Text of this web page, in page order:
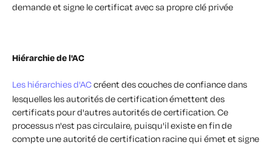
demande et signe le certificat avec sa propre clé privée
Hiérarchie de l'AC
Les hiérarchies d'ACcréent des couches de confiance dans
lesquelles les autorités de certification émettent des
certificats pour d'autres autorités de certification. Ce
processus n'est pas circulaire, puisqu'il existe en fin de
compte une autorité de certification racine qui émet et signe